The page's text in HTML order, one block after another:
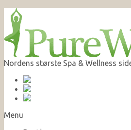
Nordens største Spa & Wellness
Menu